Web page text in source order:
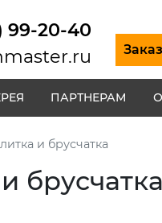
99-20-40
ПАРТНЕРАМ
и брусчатка
брусчатка